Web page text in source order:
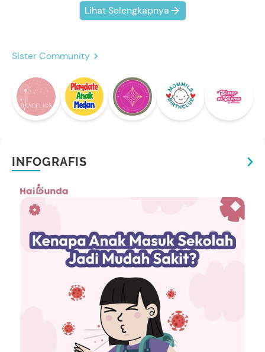
Lihat Selengkapnya
Sister Community
INFOGRAFIS